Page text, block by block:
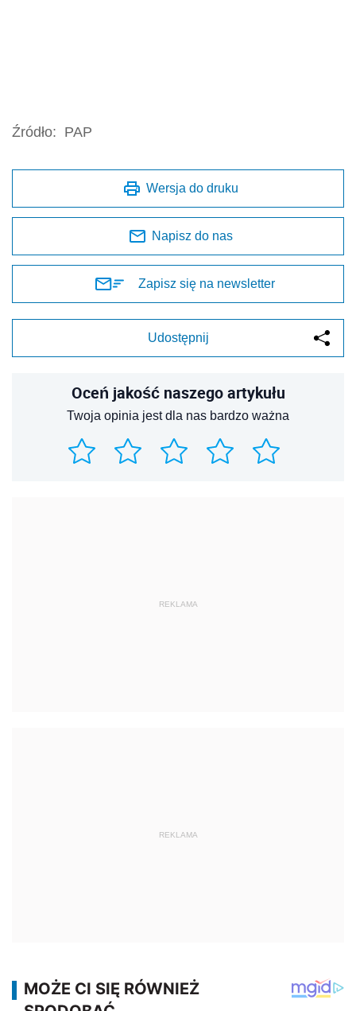
Źródło: PAP
Wersja do druku
Napisz do nas
Zapisz się na newsletter
Udostępnij
Oceń jakość naszego artykułu
Twoja opinia jest dla nas bardzo ważna
REKLAMA
REKLAMA